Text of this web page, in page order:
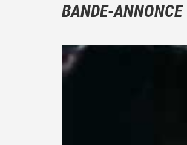
BANDE-ANNONCE